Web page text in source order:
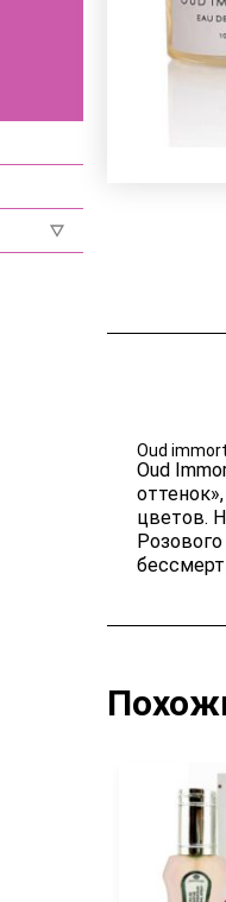
Oud
Oud
цветов.